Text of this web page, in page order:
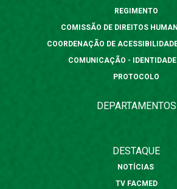
REGIMENTO
COMISSÃO DE DIREITOS
COORDENAÇÃO DE
COMUNICAÇÃO -
PROTOCOLO
DEPARTAMENTOS
DESTAQUE
NOTÍCIAS
TV FACMED